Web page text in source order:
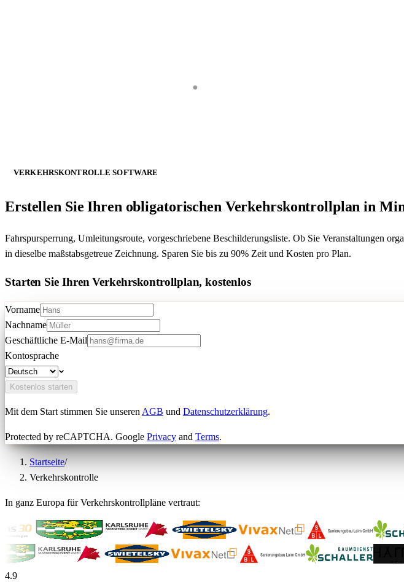
VERKEHRSKONTROLLE SOFTWARE
Erstellen Sie Ihren obligatorischen Verkehrskontrollplan in
Fahrspursperrung, Umleitungsroute, vorgeschriebene Beschilderungsliste. Ob Sie Veranstaltungen
in dieselbe maßstabsgetreue Zeichnung. Sparen Sie bis zu 90% Zeit und Kosten pro Plan.
Starten Sie Ihren Verkehrskontrollplan, kostenlos
Vorname
Nachname
Geschäftliche E-Mail
Kontosprache
Kostenlos starten
Mit dem Start stimmen Sie unseren AGB und Datenschutzerklärung.
Protected by reCAPTCHA. Google Privacy and Terms.
Startseite/
Verkehrskontrolle
In ganz Europa für Verkehrskontrollpläne vertraut:
4.9